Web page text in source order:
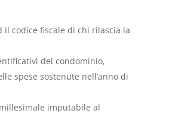
il codice fiscale di chi rilascia la
del condominio,
spese sostenute nell’anno di
imputabile al